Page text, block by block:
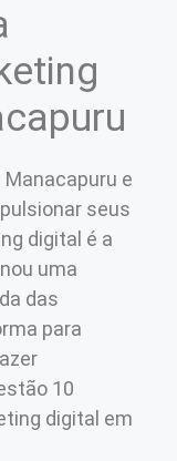
e
seus
digital é a
uma
das
para
10
digital em